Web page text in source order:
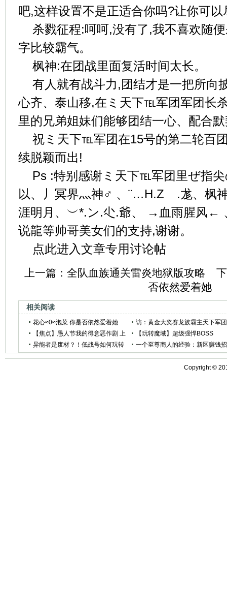
吧,这样设置不是正适合你吗?让你可以
杀戮征程:呵呵,没有了,我不喜欢随
字比较霸气。
枫神:在团战里面复活时间太长。
有人就有战斗力,团结才是一把所向
心齐、泰山移,在ミ天下℡军团军团长
里的兄弟姐妹们能够团结一心、配合
祝ミ天下℡军团在15号的第二轮百
续脱颖而出!
Ps :特别感谢ミ天下℡军团里ぜ指
以、丿冥界灬神♂ 、¨…H.Zゞ.尨、枫
涯明月、︶*.ン.尐.爺、 →血雨腥风←
说龍等帅哥美女们的支持,谢谢。
点此进入文章专用讨论帖
上一篇： 全队血族通关雷炎地狱版攻略
否依然爱着她
相关阅读
花心≈0≈泡菜 你是否依然爱着她
访：黄金大奖赛龙族霸主天下军团
—杀戮征程
【焦点】愚人节我的得意恶作剧 上
当记录大家来分享
【玩转魔域】超级强悍BOSS
10000MS轻松拿
异能者是废材？！低战号如何玩转
一个至尊商人的经验：新区赚钱招
Copyright ©